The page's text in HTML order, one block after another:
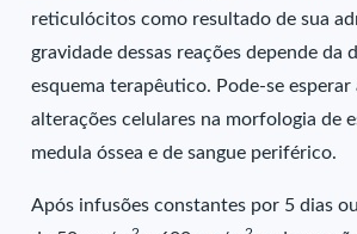
reticulócitos como resultado de sua
gravidade dessas reações depende da
esquema terapêutico. Pode-se
alterações celulares na morfologia de
medula óssea e de sangue periférico.
Após infusões constantes por 5 dias